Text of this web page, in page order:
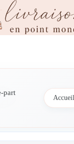
Accueil